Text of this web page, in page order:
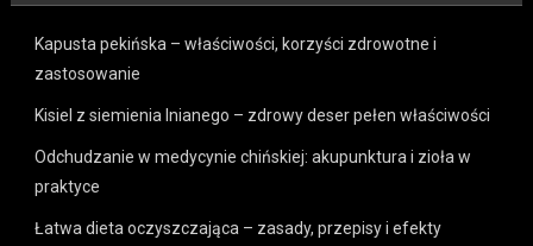
Kapusta pekińska – właściwości, korzyści zdrowotne i
zastosowanie
Kisiel z siemienia lnianego – zdrowy deser pełen właściwości
Odchudzanie w medycynie chińskiej: akupunktura i zioła w
praktyce
Łatwa dieta oczyszczająca – zasady, przepisy i efekty